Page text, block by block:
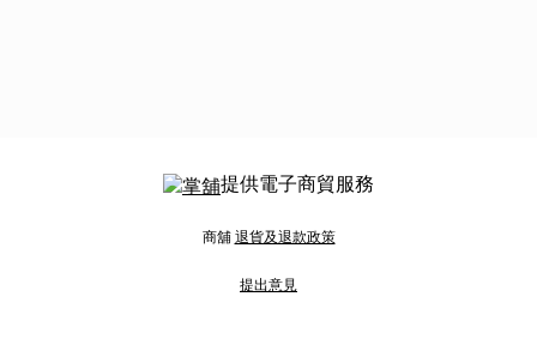
提供電子商貿服務
商舖 退貨及退款政策
提出意見